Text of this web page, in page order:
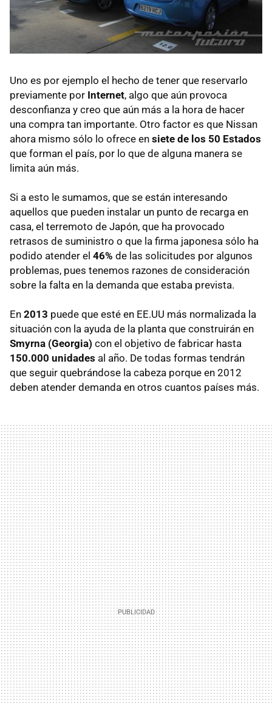
Uno es por ejemplo el hecho de tener que reservarlo
previamente por Internet, algo que aún provoca
desconfianza y creo que aún más a la hora de hacer
una compra tan importante. Otro factor es que Nissan
ahora mismo sólo lo ofrece en siete de los 50 Estados
que forman el país, por lo que de alguna manera se
limita aún más.
Si a esto le sumamos, que se están interesando
aquellos que pueden instalar un punto de recarga en
casa, el terremoto de Japón, que ha provocado
retrasos de suministro o que la firma japonesa sólo ha
podido atender el 46% de las solicitudes por algunos
problemas, pues tenemos razones de consideración
sobre la falta en la demanda que estaba prevista.
En 2013 puede que esté en EE.UU más normalizada la
situación con la ayuda de la planta que construirán en
Smyrna (Georgia) con el objetivo de fabricar hasta
150.000 unidades al año. De todas formas tendrán
que seguir quebrándose la cabeza porque en 2012
deben atender demanda en otros cuantos países más.